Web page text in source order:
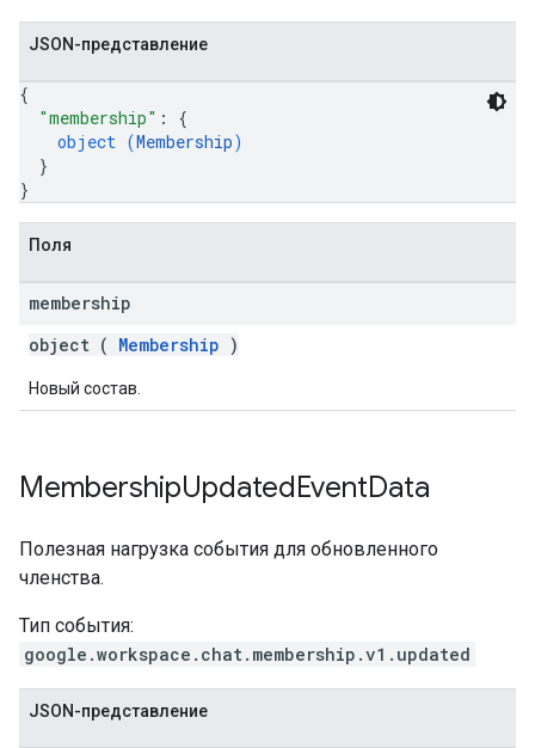
JSON-представление
{
"membership" : {
object (Membership)
}
}
Поля
membership
object ( Membership )
Новый состав.
MembershipUpdatedEventData
Полезная нагрузка события для обновленного
членства.
Тип события:
google.workspace.chat.membership.v1.updated
JSON-представление